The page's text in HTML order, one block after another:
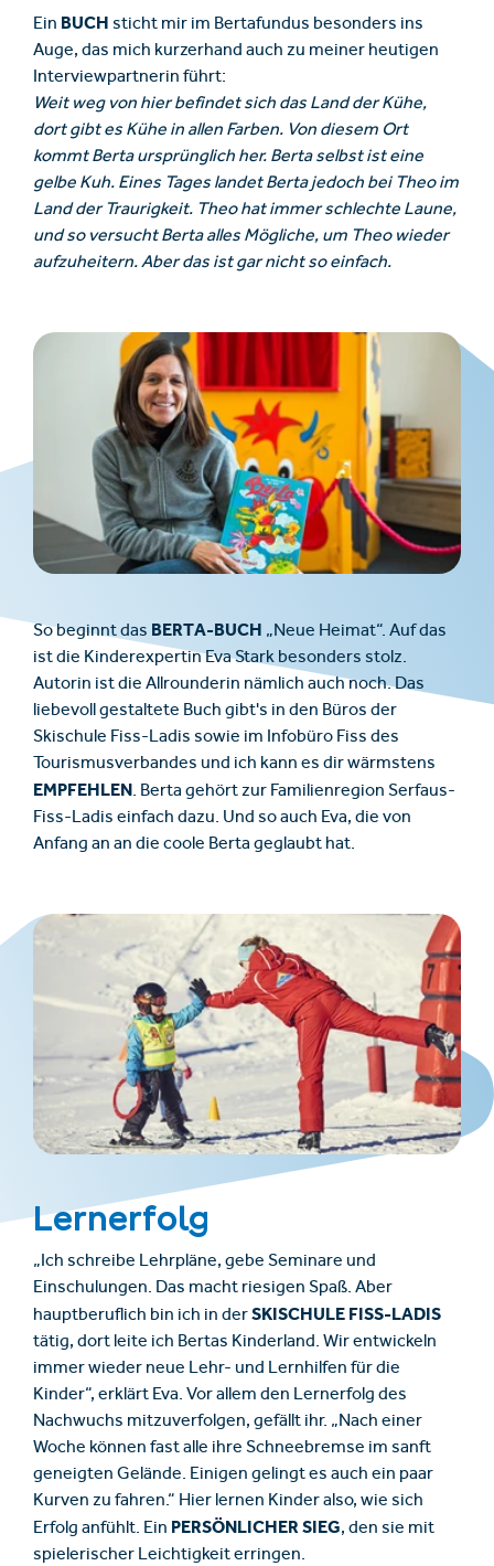
Ein BUCH sticht mir im Bertafundus besonders ins
Auge, das mich kurzerhand auch zu meiner heutigen
Interviewpartnerin führt:
Weit weg von hier befindet sich das Land der Kühe,
dort gibt es Kühe in allen Farben. Von diesem Ort
kommt Berta ursprünglich her. Berta selbst ist eine
gelbe Kuh. Eines Tages landet Berta jedoch bei Theo im
Land der Traurigkeit. Theo hat immer schlechte Laune,
und so versucht Berta alles Mögliche, um Theo wieder
aufzuheitern. Aber das ist gar nicht so einfach.
So beginnt das BERTA-BUCH „Neue Heimat“. Auf das
ist die Kinderexpertin Eva Stark besonders stolz.
Autorin ist die Allrounderin nämlich auch noch. Das
liebevoll gestaltete Buch gibt's in den Büros der
Skischule Fiss-Ladis sowie im Infobüro Fiss des
Tourismusverbandes und ich kann es dir wärmstens
EMPFEHLEN. Berta gehört zur Familienregion Serfaus-
Fiss-Ladis einfach dazu. Und so auch Eva, die von
Anfang an an die coole Berta geglaubt hat.
Lernerfolg
„Ich schreibe Lehrpläne, gebe Seminare und
Einschulungen. Das macht riesigen Spaß. Aber
hauptberuflich bin ich in derSKISCHULE FISS-LADIS
tätig, dort leite ich Bertas Kinderland. Wir entwickeln
immer wieder neue Lehr- und Lernhilfen für die
Kinder“, erklärt Eva. Vor allem den Lernerfolg des
Nachwuchs mitzuverfolgen, gefällt ihr. „Nach einer
Woche können fast alle ihre Schneebremse im sanft
geneigten Gelände. Einigen gelingt es auch ein paar
Kurven zu fahren.“ Hier lernen Kinder also, wie sich
Erfolg anfühlt. Ein PERSÖNLICHER SIEG, den sie mit
spielerischer Leichtigkeit erringen.